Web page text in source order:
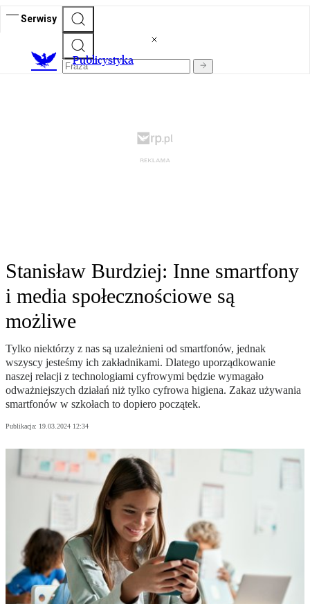
Serwisy
Publicystyka
Stanisław Burdziej: Inne smartfony
i media społecznościowe są
możliwe
Tylko niektórzy z nas są uzależnieni od smartfonów, jednak
wszyscy jesteśmy ich zakładnikami. Dlatego uporządkowanie
naszej relacji z technologiami cyfrowymi będzie wymagało
odważniejszych działań niż tylko cyfrowa higiena. Zakaz używania
smartfonów w szkołach to dopiero początek.
Publikacja: 19.03.2024 12:34